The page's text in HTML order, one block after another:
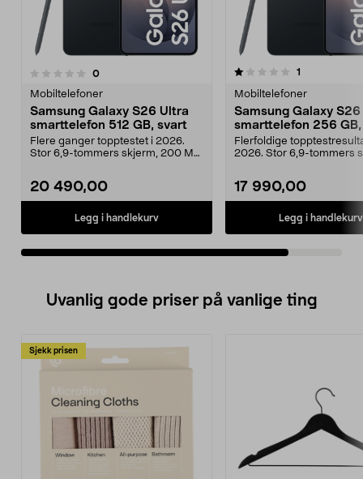
0anmeldelser
Mobiltelefoner
Samsung Galaxy S26 Ultra
smarttelefon 512 GB, svart
Flere ganger topptestet i 2026.
Stor 6,9-tommers skjerm, 200 MP
20 490,00
Legg i handlekurv
1.0av 5 stjerner 1
Mobiltelefoner
Samsung Galaxy
smarttelefon 256
Flerfoldige
2026. Stor 6,9-tommers
17 990,00
Legg i handlekurv
Uvanlig gode priser på vanlige ting
Sjekk prisen